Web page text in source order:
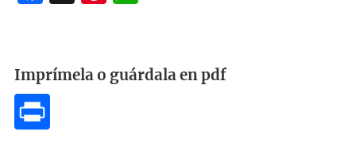
Imprímela o guárdala en pdf